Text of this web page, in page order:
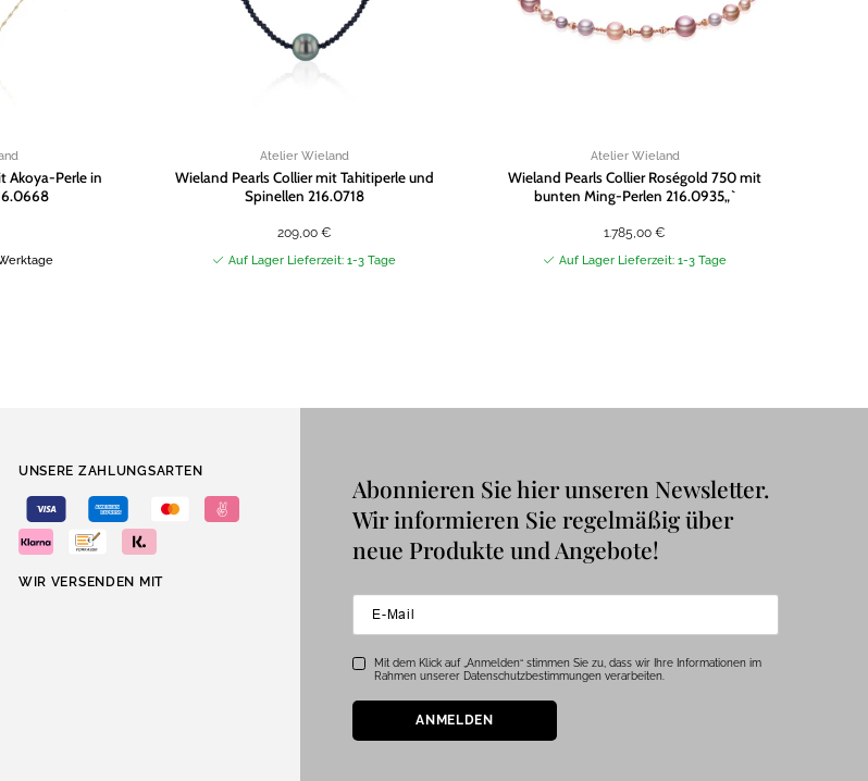
Akoya-Perle in
Atelier Wieland
Wieland Pearls Collier mit Tahitiperle und
Spinellen 216.0718
209,00 €
Auf Lager Lieferzeit: 1-3 Tage
Atelier Wieland
Wieland Pearls Collier Roségold 750 mit
bunten Ming-Perlen 216.0935„`
1.785,00€
Auf Lager Lieferzeit: 1-3 Tage
UNSERE ZAHLUNGSARTEN
WIR VERSENDEN MIT
Abonnieren Sie hier unseren Newsletter.
Wir informieren Sie regelmäßig über
neue Produkte und Angebote!
Mit dem Klick auf „Anmelden“ stimmen Sie zu, dass wir Ihre Informationen im
Rahmen unserer Datenschutzbestimmungen verarbeiten.
ANMELDEN